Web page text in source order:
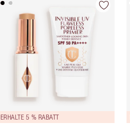
ERHALTE 5 % RABATT